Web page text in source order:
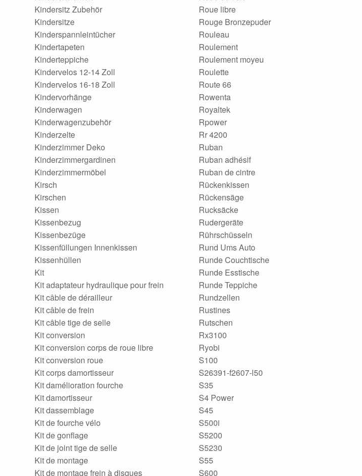
Kindersitz Zubehör
Kindersitze
Kinderspannleintücher
Kindertapeten
Kinderteppiche
Kindervelos 12-14 Zoll
Kindervelos 16-18 Zoll
Kindervorhänge
Kinderwagen
Kinderwagenzubehör
Kinderzelte
Kinderzimmer Deko
Kinderzimmergardinen
Kinderzimmermöbel
Kirsch
Kirschen
Kissen
Kissenbezug
Kissenbezüge
Kissenfüllungen Innenkissen
Kissenhüllen
Kit
Kit adaptateur hydraulique pour frein
Kit câble de dérailleur
Kit câble de frein
Kit câble tige de selle
Kit conversion
Kit conversion corps de roue libre
Kit conversion roue
Kit corps damortisseur
Kit damélioration fourche
Kit damortisseur
Kit dassemblage
Kit de fourche vélo
Kit de gonflage
Kit de joint tige de selle
Kit de montage
Kit de montage frein à disques
Roue libre
Rouge Bronzepuder
Rouleau
Roulement
Roulement moyeu
Roulette
Route 66
Rowenta
Royaltek
Rpower
Rr 4200
Ruban
Ruban adhésif
Ruban de cintre
Rückenkissen
Rückensäge
Rucksäcke
Rudergeräte
Rührschüsseln
Rund Ums Auto
Runde Couchtische
Runde Esstische
Runde Teppiche
Rundzellen
Rustines
Rutschen
Rx3100
Ryobi
S100
S26391-f2607-l50
S35
S4 Power
S45
S500i
S5200
S5230
S55
S600